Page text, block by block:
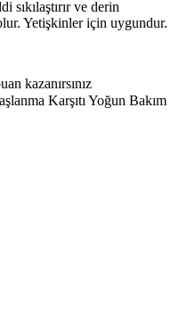
sıkılaştırır ve derin
Yetişkinler için uygundur.
kazanırsınız
Karşıtı Yoğun Bakım